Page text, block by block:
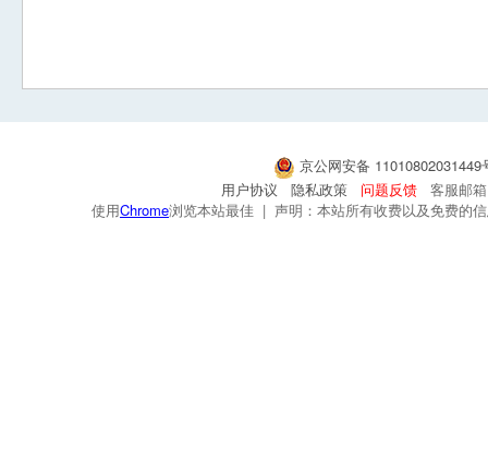
京公网安备
用户协议
隐私政策 问题反馈
客服邮
使用Chrome浏览本站最佳 | 声明：本站所有收费以及免费的